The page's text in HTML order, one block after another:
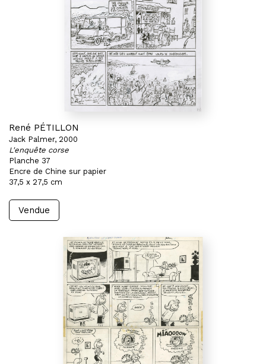
René PÉTILLON
Jack Palmer, 2000
L'enquête corse
Planche 37
Encre de Chine sur papier
37,5 x 27,5 cm
Vendue